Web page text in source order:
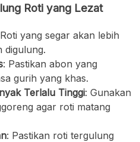
Roti yang Lezat
yang segar akan lebih
digulung.
: Pastikan abon yang
gurih yang khas.
Terlalu Tinggi: Gunakan
agar roti matang
: Pastikan roti tergulung